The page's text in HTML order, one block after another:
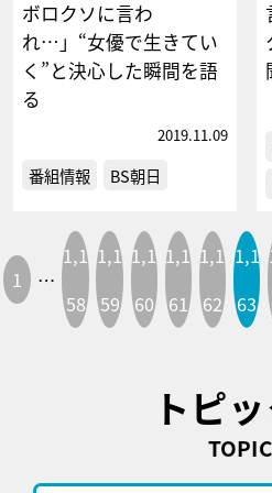
ボロクソに言わ
れ…」“女優で生きてい
く”と決心した瞬間を語
る
2019.11.09
番組情報 BS朝日
1 …
1,1
58
1,1
59
1,1
60
1,1
61
1,1
62
1,1
63
トピ